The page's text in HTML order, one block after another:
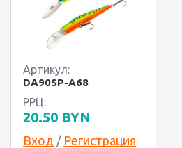
Артикул:
DA90SP-A68
РРЦ:
20.50 BYN
Вход / Регистрация